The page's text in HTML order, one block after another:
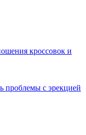
кроссовок и
проблемы с эрекцией